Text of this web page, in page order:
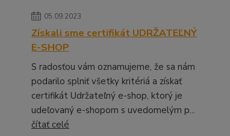
05.09.2023
Získali sme certifikát UDRŽATEĽNÝ
E-SHOP
S radosťou vám oznamujeme, že sa nám
podarilo splniť všetky kritériá a získať
certifikát Udržateľný e-shop, ktorý je
udeľovaný e-shopom s uvedomelým p...
čítať celé